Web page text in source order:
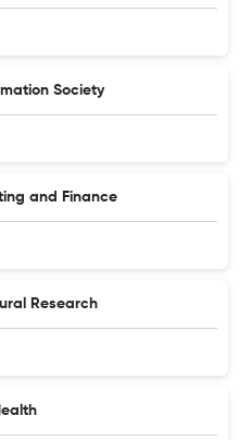
Society
and Finance
Research